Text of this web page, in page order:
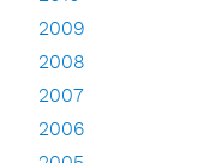
2009
2008
2007
2006